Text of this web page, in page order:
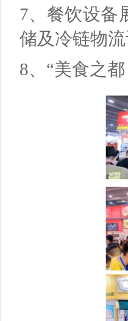
7、 餐饮设备
储及冷链物
8、“美食之